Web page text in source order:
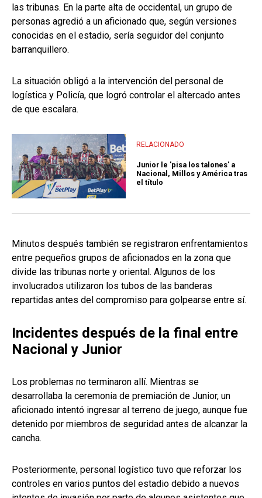
las tribunas. En la parte alta de occidental, un grupo de
personas agredió a un aficionado que, según versiones
conocidas en el estadio, sería seguidor del conjunto
barranquillero.
La situación obligó a la intervención del personal de
logística y Policía, que logró controlar el altercado antes
de que escalara.
RELACIONADO
Junior le 'pisa los talones' a
Nacional, Millos y América tras
el título
Minutos después también se registraron enfrentamientos
entre pequeños grupos de aficionados en la zona que
divide las tribunas norte y oriental. Algunos de los
involucrados utilizaron los tubos de las banderas
repartidas antes del compromiso para golpearse entre sí.
Incidentes después de la final entre
Nacional y Junior
Los problemas no terminaron allí. Mientras se
desarrollaba la ceremonia de premiación de Junior, un
aficionado intentó ingresar al terreno de juego, aunque fue
detenido por miembros de seguridad antes de alcanzar la
cancha.
Posteriormente, personal logístico tuvo que reforzar los
controles en varios puntos del estadio debido a nuevos